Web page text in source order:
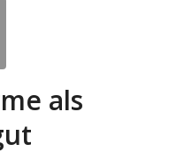
als